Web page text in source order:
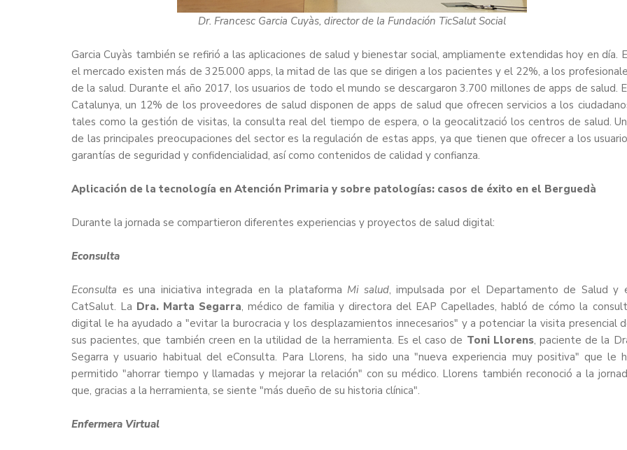
Dr. Francesc Garcia Cuyàs, director de la Fundación TicSalut Social
Garcia Cuyàs también se refirió a las aplicaciones de salud y bienestar social, ampliamente extendidas hoy en día.
el mercado existen más de 325.000 apps, la mitad de las que se dirigen a los pacientes y el 22%, a los
de la salud. Durante el año 2017, los usuarios de todo el mundo se descargaron 3.700 millones de apps de salud.
Catalunya, un 12% de los proveedores de salud disponen de apps de salud que ofrecen servicios a los
tales como la gestión de visitas, la consulta real del tiempo de espera, o la geocalització los centros de salud.
de las principales preocupaciones del sector es la regulación de estas apps, ya que tienen que ofrecer a los
garantías de seguridad y confidencialidad, así como contenidos de calidad y confianza.
Aplicación de la tecnología en Atención Primaria y sobre patologías: casos de éxito en el Berguedà
Durante la jornada se compartieron diferentes experiencias y proyectos de salud digital:
Econsulta
Econsulta es una iniciativa integrada en la plataforma Mi salud, impulsada por el Departamento de Salud y
CatSalut. La Dra. Marta Segarra, médico de familia y directora del EAP Capellades, habló de cómo la
digital le ha ayudado a "evitar la burocracia y los desplazamientos innecesarios" y a potenciar la visita presencial
sus pacientes, que también creen en la utilidad de la herramienta. Es el caso de Toni Llorens, paciente de la
Segarra y usuario habitual del eConsulta. Para Llorens, ha sido una "nueva experiencia muy positiva" que le
permitido "ahorrar tiempo y llamadas y mejorar la relación" con su médico. Llorens también reconoció a la
que, gracias a la herramienta, se siente "más dueño de su historia clínica".
Enfermera Virtual